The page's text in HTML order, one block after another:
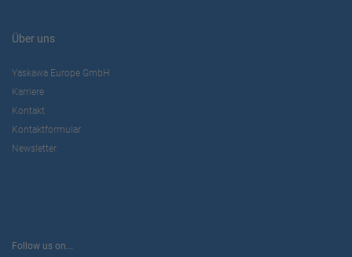
Über uns
Yaskawa Europe GmbH
Karriere
Kontakt
Kontaktformular
Newsletter
Follow us on...